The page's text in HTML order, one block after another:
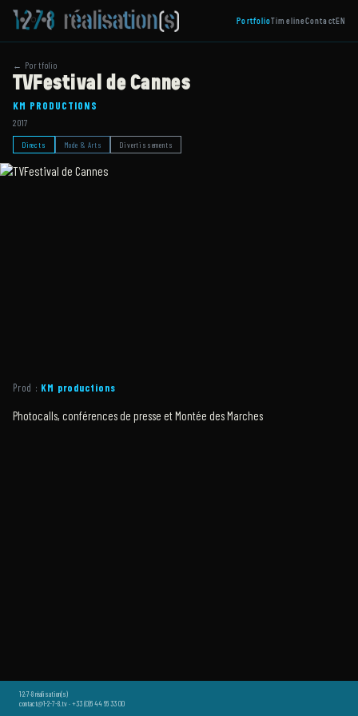
PortfolioTimelineContactEN
← Portfolio
TVFestival de Cannes
KM PRODUCTIONS
2017
Directs Mode & Arts Divertissements
Prod : KM productions
Photocalls, conférences de presse et Montée des Marches
1·2·7·8 réalisation(s)
contact@1-2-7-8.tv · +33 (0)6 44 66 33 00